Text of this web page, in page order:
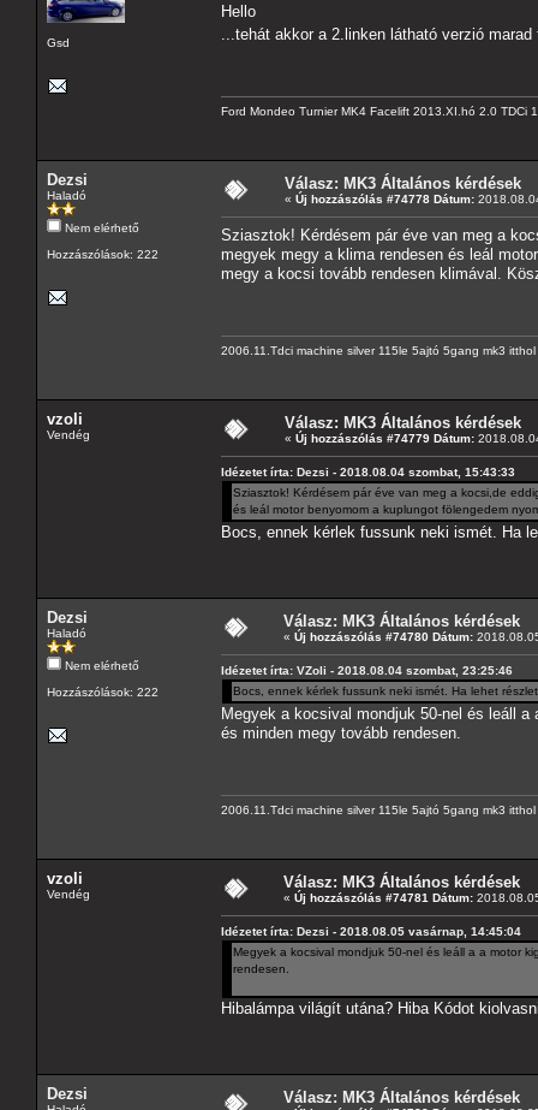
Gsd
Hello
...tehát akkor a 2.linken látható verzió
Ford Mondeo Turnier MK4 Facelift 2013.XI.hó 2.0 TDCi
Dezsi
Haladó
Nem elérhető
Hozzászólások: 222
Válasz: MK3 Általános kérdések
« Új hozzászólás #74778 Dátum:
Sziasztok! Kérdésem pár éve van meg a
megyek megy a klima rendesen és leál
megy a kocsi tovább rendesen klimával.
2006.11.Tdci machine silver 115le 5ajtó 5gang mk3
vzoli
Vendég
Válasz: MK3 Általános kérdések
« Új hozzászólás #74779 Dátum:
Idézetet írta: Dezsi - 2018.08.04 szombat, 15:43:33
Sziasztok! Kérdésem pár éve van meg a kocsi,de
és leál motor benyomom a kuplungot fölengedem
Bocs, ennek kérlek fussunk neki ismét. Ha
Dezsi
Haladó
Nem elérhető
Hozzászólások: 222
Válasz: MK3 Általános kérdések
« Új hozzászólás #74780 Dátum:
Idézetet írta: VZoli - 2018.08.04 szombat, 23:25:46
Bocs, ennek kérlek fussunk neki ismét. Ha lehet
Megyek a kocsival mondjuk 50-nel és leáll
és minden megy tovább rendesen.
2006.11.Tdci machine silver 115le 5ajtó 5gang mk3
vzoli
Vendég
Válasz: MK3 Általános kérdések
« Új hozzászólás #74781 Dátum:
Idézetet írta: Dezsi - 2018.08.05 vasárnap, 14:45:04
Megyek a kocsival mondjuk 50-nel és leáll a a motor
rendesen.
Hibalámpa világít utána? Hiba Kódot
Dezsi Válasz: MK3 Általános kérdések